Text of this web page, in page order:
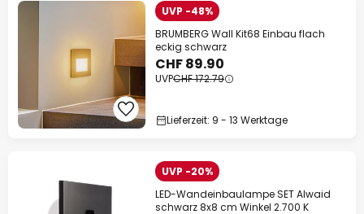
UVP -48%
BRUMBERG Wall Kit68 Einbau flach
eckig schwarz
CHF 89.90
UVPCHF 172.79
Lieferzeit: 9 - 13 Werktage
UVP -20%
LED-Wandeinbaulampe SET Alwaid
schwarz 8x8 cm Winkel 2.700 K